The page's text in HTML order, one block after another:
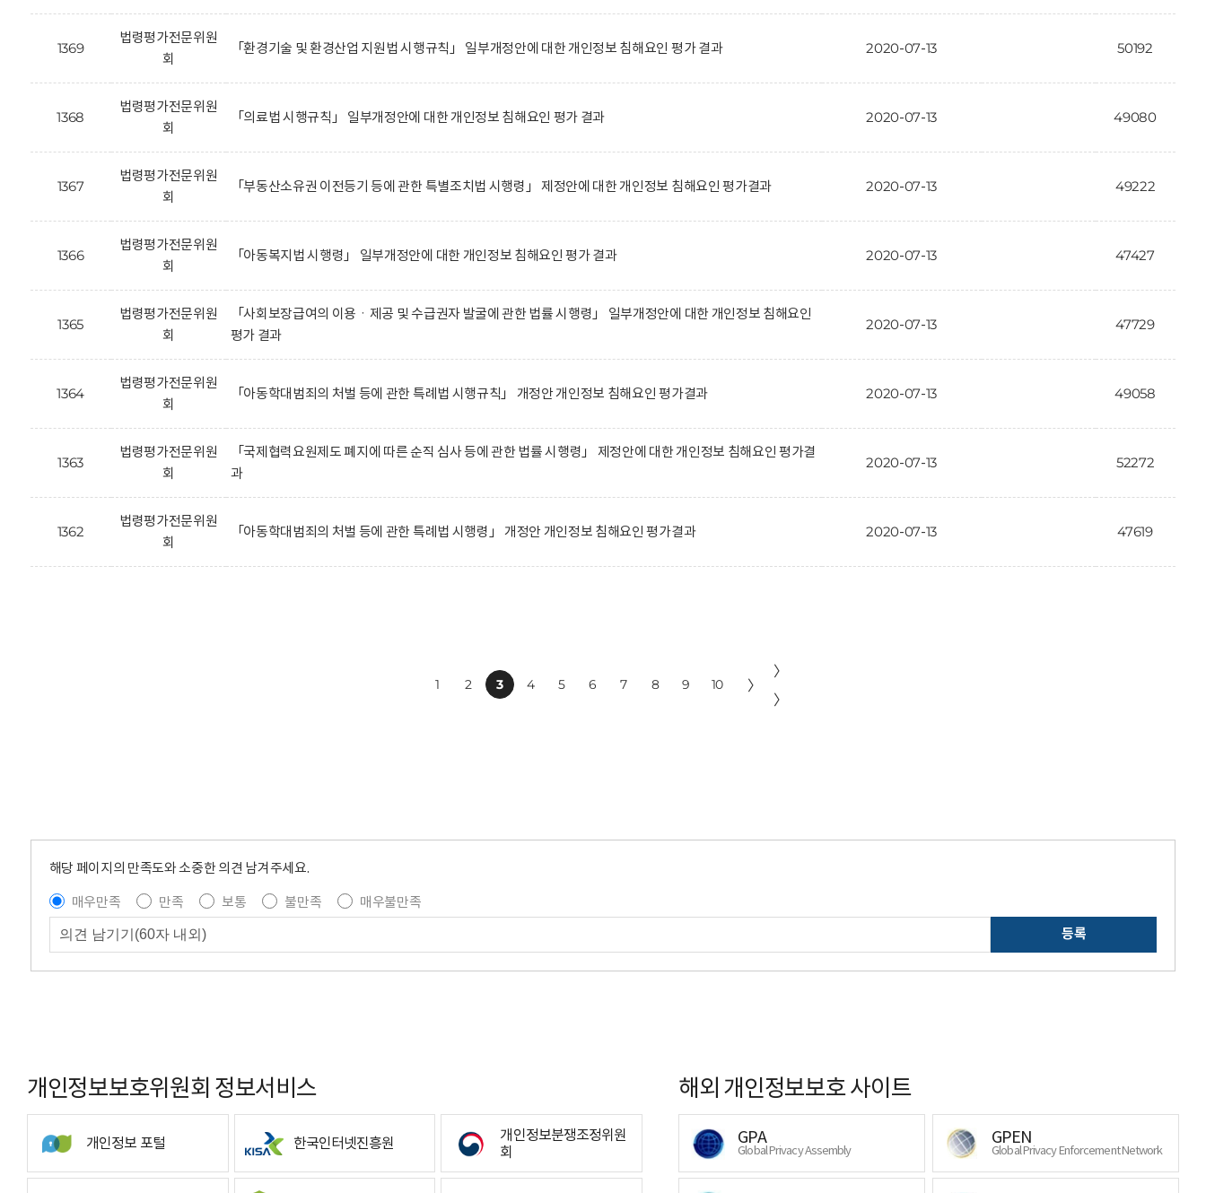
1369
법령평가전문위원
회
「환경기술 및 환경산업 지원법 시행규칙」 일부개정안에 대한 개인정보 침해요인 평가 결과 2020-07-13 50192
1368
법령평가전문위원
회
「의료법 시행규칙」 일부개정안에 대한 개인정보 침해요인 평가 결과 2020-07-13 49080
1367
법령평가전문위원
회
「부동산소유권 이전등기 등에 관한 특별조치법 시행령」 제정안에 대한 개인정보 침해요인 평가결과 2020-07-13 49222
1366
법령평가전문위원
회
「아동복지법 시행령」 일부개정안에 대한 개인정보 침해요인 평가 결과 2020-07-13 47427
1365
법령평가전문위원
회
「사회보장급여의 이용ㆍ제공 및 수급권자 발굴에 관한 법률 시행령」 일부개정안에 대한 개인정보 침해요인
평가 결과
2020-07-13 47729
1364
법령평가전문위원
회
「아동학대범죄의 처벌 등에 관한 특례법 시행규칙」 개정안 개인정보 침해요인 평가결과 2020-07-13 49058
1363
법령평가전문위원
회
「국제협력요원제도 폐지에 따른 순직 심사 등에 관한 법률 시행령」 제정안에 대한 개인정보 침해요인 평가결
과
2020-07-13 52272
1362
법령평가전문위원
회
「아동학대범죄의 처벌 등에 관한 특례법 시행령」 개정안 개인정보 침해요인 평가결과 2020-07-13 47619
1 2 3 4 5 6 7 8 9 10 〉
〉
〉
해당 페이지의 만족도와 소중한 의견 남겨주세요.
매우만족
만족 보통 불만족
매우불만족
등록
개인정보보호위원회 정보서비스
개인정보 포털 한국인터넷진흥원
개인정보분쟁조정위원
회
해외 개인정보보호 사이트
GPA
Global Privacy Assembly
GPEN
Global Privacy Enforcement Network